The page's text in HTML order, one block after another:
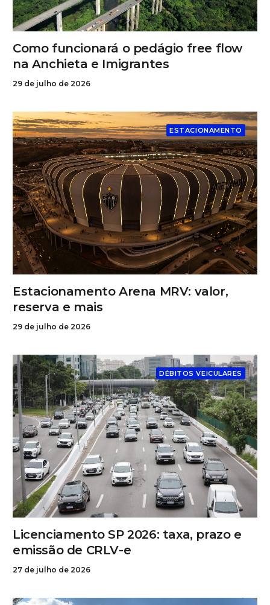
Como funcionará o pedágio free flow
na Anchieta e Imigrantes
29 de julho de 2026
ESTACIONAMENTO
Estacionamento Arena MRV: valor,
reserva e mais
29 de julho de 2026
DÉBITOS VEICULARES
Licenciamento SP 2026: taxa, prazo e
emissão de CRLV-e
27 de julho de 2026